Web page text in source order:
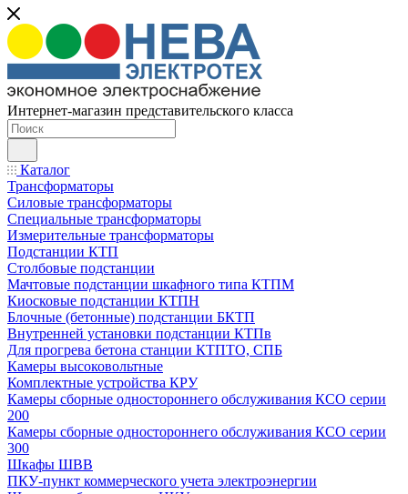
Интернет-магазин представительского класса
Каталог
Трансформаторы
Силовые трансформаторы
Специальные трансформаторы
Измерительные трансформаторы
Подстанции КТП
Столбовые подстанции
Мачтовые подстанции шкафного типа КТПМ
Киосковые подстанции КТПН
Блочные (бетонные) подстанции БКТП
Внутренней установки подстанции КТПв
Для прогрева бетона станции КТПТО, СПБ
Камеры высоковольтные
Комплектные устройства КРУ
Камеры сборные одностороннего обслуживания КСО серии
200
Камеры сборные одностороннего обслуживания КСО серии
300
Шкафы ШВВ
ПКУ-пункт коммерческого учета электроэнергии